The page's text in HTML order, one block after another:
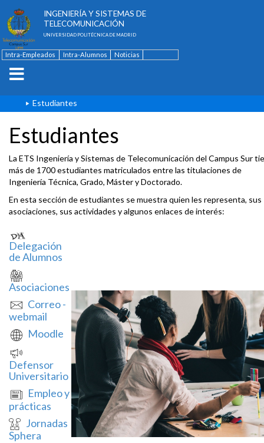
INGENIERÍA Y SISTEMAS DE
TELECOMUNICACIÓN
UNIVERSIDAD POLITÉCNICA DE MADRID
Intra-Empleados Intra-Alumnos
Noticias
Estudiantes
Estudiantes
La ETS Ingeniería y Sistemas de Telecomunicación del Campus Sur
más de 1700 estudiantes matriculados entre las titulaciones de
Ingeniería Técnica, Grado, Máster y Doctorado.
En esta sección de estudiantes se muestra quien les representa, sus
asociaciones, sus actividades y algunos enlaces de interés:
Delegación
de Alumnos
Asociaciones
Correo -
webmail
Moodle
Defensor
Universitario
Empleo y
prácticas
Jornadas
Sphera